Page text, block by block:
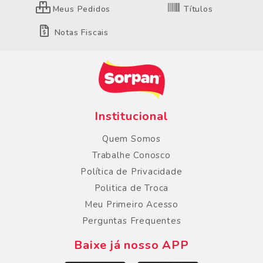
Meus Pedidos Títulos
Notas Fiscais
Institucional
Quem Somos
Trabalhe Conosco
Política de Privacidade
Politica de Troca
Meu Primeiro Acesso
Perguntas Frequentes
Baixe já nosso APP